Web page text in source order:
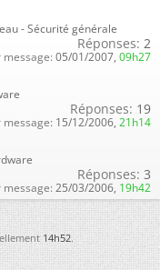
- Sécurité générale
Réponses: 2
05/01/2007, 09h27
Réponses: 19
15/12/2006, 21h14
Réponses: 3
25/03/2006, 19h42
14h52.